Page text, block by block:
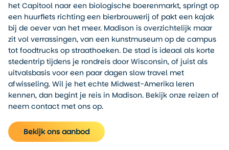
het Capitool naar een biologische boerenmarkt, springt op
een huurfiets richting een bierbrouwerij of pakt een kajak
bij de oever van het meer. Madison is overzichtelijk maar
zit vol verrassingen, van een kunstmuseum op de campus
tot foodtrucks op straathoeken. De stad is ideaal als korte
stedentrip tijdens je rondreis door Wisconsin, of juist als
uitvalsbasis voor een paar dagen slow travel met
afwisseling. Wil je het echte Midwest-Amerika leren
kennen, dan begint je reis in Madison. Bekijk onze reizen of
neem contact met ons op.
Bekijk ons aanbod